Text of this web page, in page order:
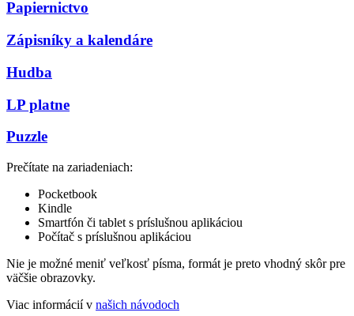
Papiernictvo
Zápisníky a kalendáre
Hudba
LP platne
Puzzle
Prečítate na zariadeniach:
Pocketbook
Kindle
Smartfón či tablet s príslušnou aplikáciou
Počítač s príslušnou aplikáciou
Nie je možné meniť veľkosť písma, formát je preto vhodný skôr pre
väčšie obrazovky.
Viac informácií v našich návodoch